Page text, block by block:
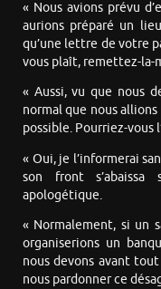
« Nous avions prévu
aurions préparé un
qu’une lettre de votre
vous plaît, remettez-la-
« Aussi, vu que nous
normal que nous
possible. Pourriez-vous
« Oui, je l’informerai
son front s’abaissa
apologétique.
« Normalement, si un
organiserions un
nous devons avant
nous pardonner ce